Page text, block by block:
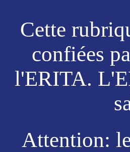
Cette
confiées
l'ERITA.
Attention: